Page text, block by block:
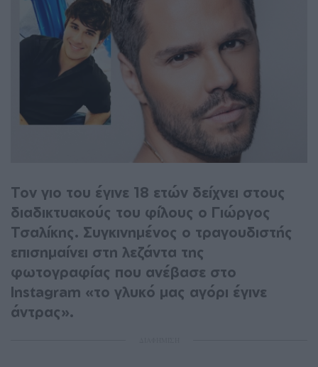
Τον γιο του έγινε 18 ετών δείχνει στους
διαδικτυακούς του φίλους ο Γιώργος
Τσαλίκης. Συγκινημένος ο τραγουδιστής
επισημαίνει στη λεζάντα της
φωτογραφίας που ανέβασε στο
Instagram «το γλυκό μας αγόρι έγινε
άντρας».